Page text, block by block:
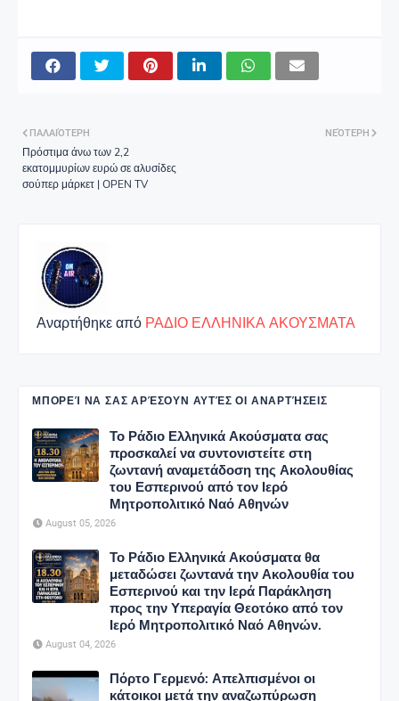
ΝΕΌΤΕΡΗ
ΠΑΛΑΙΌΤΕΡΗ
Πρόστιμα άνω των 2,2
εκατομμυρίων ευρώ σε αλυσίδες
σούπερ μάρκετ | OPEN TV
Αναρτήθηκε από ΡΑΔΙΟ ΕΛΛΗΝΙΚΑ ΑΚΟΥΣΜΑΤΑ
ΜΠΟΡΕΊ ΝΑ ΣΑΣ ΑΡΈΣΟΥΝ ΑΥΤΈΣ ΟΙ ΑΝΑΡΤΉΣΕΙΣ
Το Ράδιο Ελληνικά Ακούσματα σας
προσκαλεί να συντονιστείτε στη
ζωντανή αναμετάδοση της Ακολουθίας
του Εσπερινού από τον Ιερό
Μητροπολιτικό Ναό Αθηνών
August 05, 2026
Το Ράδιο Ελληνικά Ακούσματα θα
μεταδώσει ζωντανά την Ακολουθία του
Εσπερινού και την Ιερά Παράκληση
προς την Υπεραγία Θεοτόκο από τον
Ιερό Μητροπολιτικό Ναό Αθηνών.
August 04, 2026
Πόρτο Γερμενό: Απελπισμένοι οι
κάτοικοι μετά την αναζωπύρωση